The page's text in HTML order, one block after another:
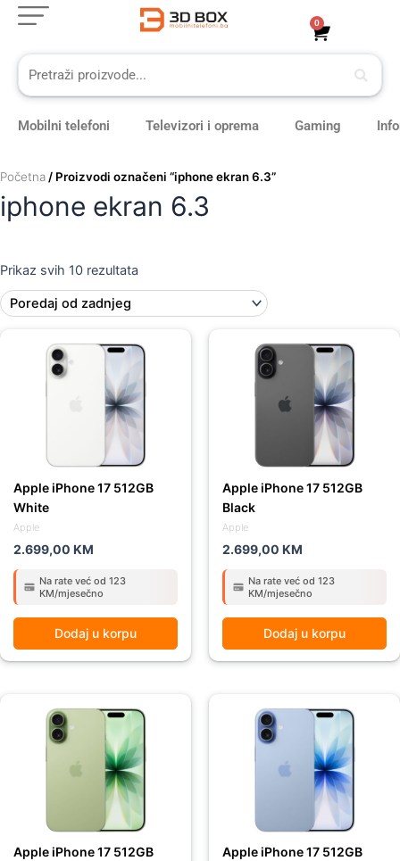
Skip
content
0
Cart
Mobilni telefoni Televizori i oprema Gaming
Početna / Proizvodi označeni “iphone ekran 6.3”
iphone ekran 6.3
Prikaz svih 10 rezultata
Sorted
by
latest
Apple
Apple iPhone 17 512GB
White
2.699,00 KM
Na rate već od 123
KM/mjesečno
Dodaj u korpu
Apple
Apple iPhone 17 512GB
Black
2.699,00 KM
Na rate već od 123
KM/mjesečno
Dodaj u korpu
Apple iPhone 17 512GB
Apple iPhone 17 512GB